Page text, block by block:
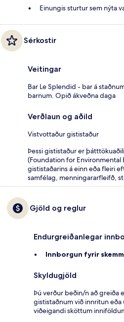
Einungis sturtur sem nýta
Sérkostir
Veitingar
Bar Le Splendid - bar á
barnum. Opið ákveðna daga
Verðlaun og aðild
Vistvottaður gististaður
Þessi gististaður er
(Foundation for
gististaðarins á einn eða fleiri
samfélag, menningararfleifð,
Gjöld og reglur
Endurgreiðanlegar
Innborgun fyrir
Skyldugjöld
Þú verður beðin/n að greiða
gististaðnum við innritun
viðeigandi sköttum